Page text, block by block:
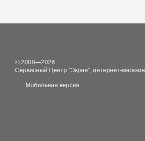
© 2008—2026
Сервисный Центр "Экран", интернет-магазин
Мобильная версия